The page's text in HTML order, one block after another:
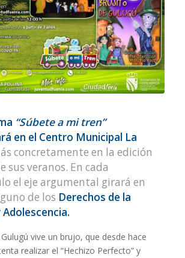
“Súbete a mi tren”
en el Centro Municipal La
concretamente en la edición
sus veranos. En cada
el eje argumental girará en
de los Derechos de la
vive un brujo, que desde hace
realizar el “Hechizo Perfecto” y